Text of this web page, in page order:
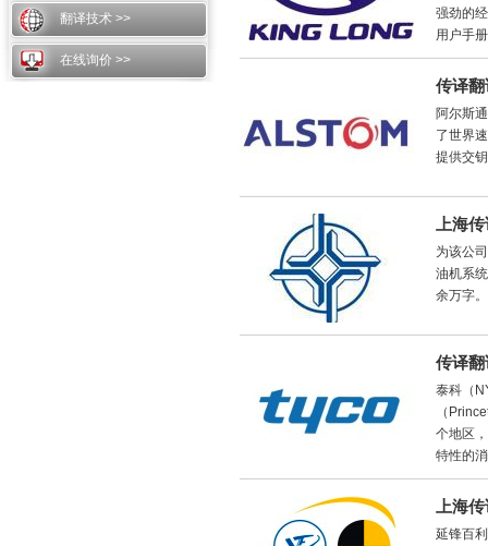
翻译技术 >>
在线询价 >>
强劲的
用户手
传译
阿尔斯
了世界
提供交
上海
为该公
油机系
余万字。
传译
泰科（
（
个地区
特性的
上海
延锋百